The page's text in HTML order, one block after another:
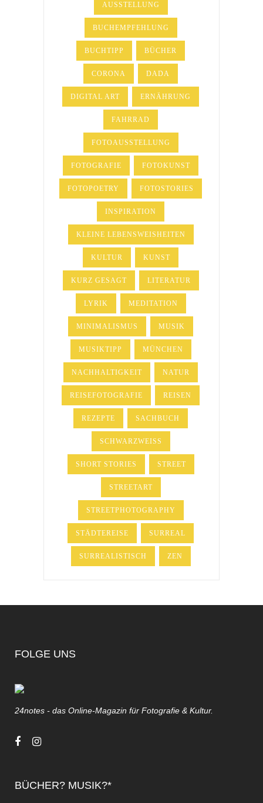
AUSSTELLUNG
BUCHEMPFEHLUNG
BUCHTIPP BÜCHER
CORONA DADA
DIGITAL ART ERNÄHRUNG
FAHRRAD
FOTOAUSSTELLUNG
FOTOGRAFIE FOTOKUNST
FOTOPOETRY FOTOSTORIES
INSPIRATION
KLEINE LEBENSWEISHEITEN
KULTUR KUNST
KURZ GESAGT LITERATUR
LYRIK MEDITATION
MINIMALISMUS MUSIK
MUSIKTIPP MÜNCHEN
NACHHALTIGKEIT NATUR
REISEFOTOGRAFIE REISEN
REZEPTE SACHBUCH
SCHWARZWEISS
SHORT STORIES STREET
STREETART
STREETPHOTOGRAPHY
STÄDTEREISE SURREAL
SURREALISTISCH ZEN
FOLGE UNS
24notes - das Online-Magazin für Fotografie & Kultur.
BÜCHER? MUSIK?*